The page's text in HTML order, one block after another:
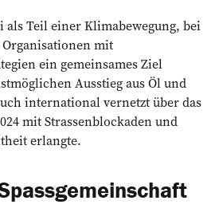
als Teil einer Klimabewegung, bei
mit
ein gemeinsames Ziel
Ausstieg aus Öl und
international vernetzt über das
mit Strassenblockaden und
erlangte.